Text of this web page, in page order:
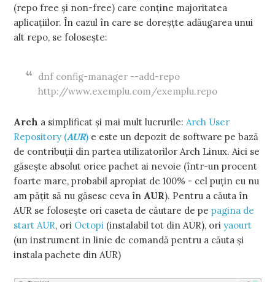
(repo free și non-free) care conține majoritatea
aplicațiilor. În cazul în care se doreșțte adăugarea unui
alt repo, se folosește:
dnf config-manager --add-repo
http://www.exemplu.com/exemplu.repo
Arch a simplificat și mai mult lucrurile:Arch User
Repository (AUR) e este un depozit de software pe bază
de contribuții din partea utilizatorilor Arch Linux. Aici se
găsește absolut orice pachet ai nevoie (într-un procent
foarte mare, probabil apropiat de 100% - cel puțin eu nu
am pățit să nu găsesc ceva în AUR). Pentru a căuta în
AUR se folosește ori caseta de căutare de pepagina de
start AUR, ori Octopi (instalabil tot din AUR), oriyaourt
(un instrument in linie de comandă pentru a căuta și
instala pachete din AUR)